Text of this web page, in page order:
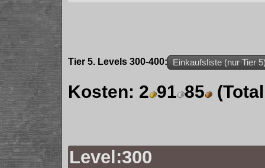
Tier 5. Levels 300-400: Einkaufsliste (nur Tier
Kosten: 2 91 85
Level:300